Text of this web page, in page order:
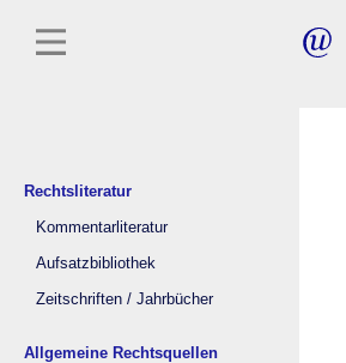
Rechtsliteratur
Kommentarliteratur
Aufsatzbibliothek
Zeitschriften / Jahrbücher
Allgemeine Rechtsquellen